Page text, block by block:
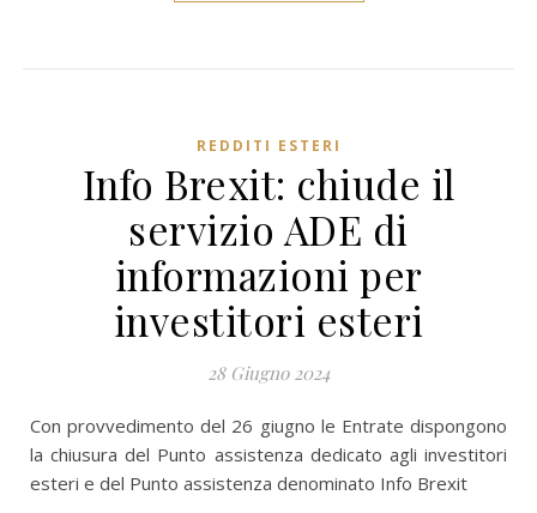
REDDITI ESTERI
Info Brexit: chiude il
servizio ADE di
informazioni per
investitori esteri
28 Giugno 2024
Con provvedimento del 26 giugno le Entrate dispongono
la chiusura del Punto assistenza dedicato agli investitori
esteri e del Punto assistenza denominato Info Brexit